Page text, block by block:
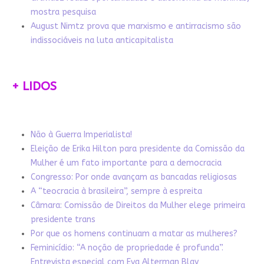
mostra pesquisa
August Nimtz prova que marxismo e antirracismo são
indissociáveis na luta anticapitalista
+ LIDOS
Não à Guerra Imperialista!
Eleição de Erika Hilton para presidente da Comissão da
Mulher é um fato importante para a democracia
Congresso: Por onde avançam as bancadas religiosas
A “teocracia à brasileira”, sempre à espreita
Câmara: Comissão de Direitos da Mulher elege primeira
presidente trans
Por que os homens continuam a matar as mulheres?
Feminicídio: “A noção de propriedade é profunda”.
Entrevista especial com Eva Alterman Blay